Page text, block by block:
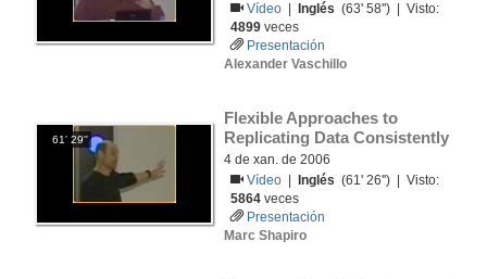
Vídeo
Inglés (63' 58'') | Visto:
4899 veces
Presentación
Alexander Vaschillo
61' 29''
Flexible Approaches to
Replicating Data Consistently
4 de xan. de 2006
Vídeo
Inglés (61' 26'') | Visto:
5864 veces
Presentación
Marc Shapiro